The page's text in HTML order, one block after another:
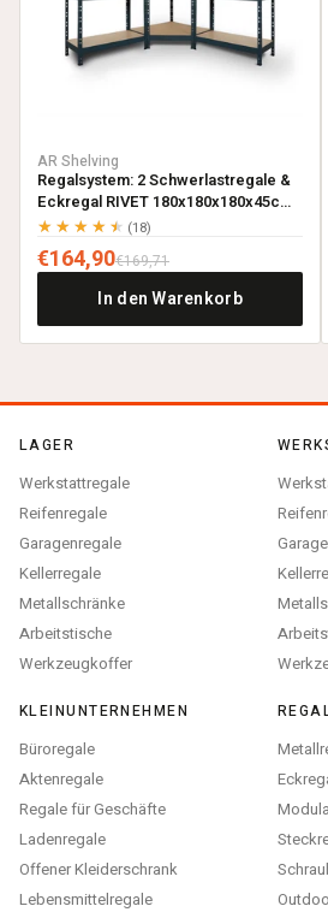
AR Shelving
Regalsystem: 2 Schwerlastregale &
Eckregal RIVET 180x180x180x45cm
mit 4 HDF-Böden, anthrazitgrau
★★★★★ (18)
€164,90€169,71
In den Warenkorb
LAGER
Werkstattregale
Reifenregale
Garagenregale
Kellerregale
Metallschränke
Arbeitstische
Werkzeugkoffer
KLEINUNTERNEHMEN
Büroregale
Aktenregale
Regale für Geschäfte
Ladenregale
Offener Kleiderschrank
Lebensmittelregale